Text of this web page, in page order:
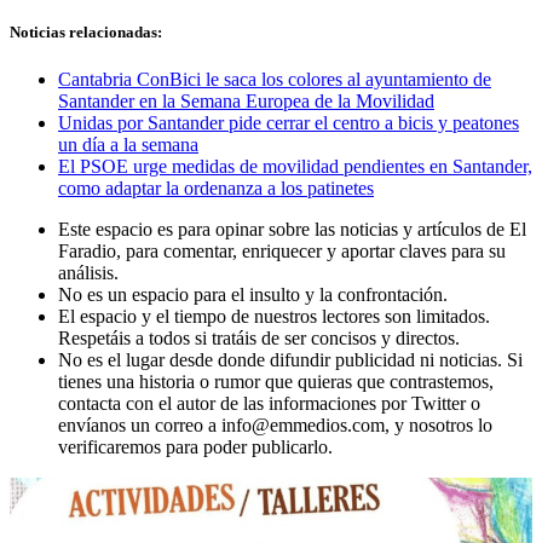
Noticias relacionadas:
Cantabria ConBici le saca los colores al ayuntamiento de
Santander en la Semana Europea de la Movilidad
Unidas por Santander pide cerrar el centro a bicis y peatones
un día a la semana
El PSOE urge medidas de movilidad pendientes en Santander,
como adaptar la ordenanza a los patinetes
Este espacio es para opinar sobre las noticias y artículos de El
Faradio, para comentar, enriquecer y aportar claves para su
análisis.
No es un espacio para el insulto y la confrontación.
El espacio y el tiempo de nuestros lectores son limitados.
Respetáis a todos si tratáis de ser concisos y directos.
No es el lugar desde donde difundir publicidad ni noticias. Si
tienes una historia o rumor que quieras que contrastemos,
contacta con el autor de las informaciones por Twitter o
envíanos un correo a info@emmedios.com, y nosotros lo
verificaremos para poder publicarlo.